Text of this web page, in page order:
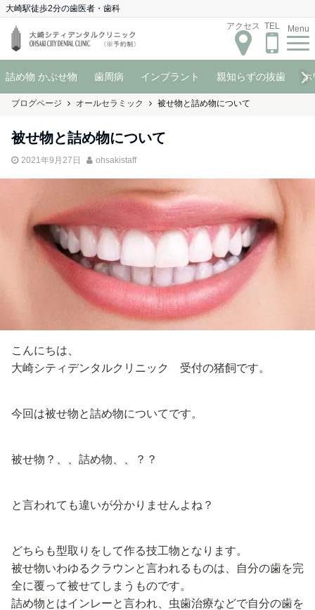
大崎駅徒歩2分の歯医者・歯科
アクセス TEL Menu
詰め物 かぶせ物 歯周病 インプラント 親知らずの抜歯 ホ
ブログページ オールセラミック 被せ物と詰め物について
被せ物と詰め物について
2021年9月27日 ohsakistaff
こんにちは、
大崎シティデンタルクリニック 受付の猪飼です。
今回は被せ物と詰め物についてです。
被せ物？、、詰め物、、？？
と言われても違いが分かりませんよね？
どちらも型取りをして作る技工物となります。
被せ物いわゆるクラウンと言われるものは、自分の歯を完
全に覆って被せてしまうものです。
詰め物とはインレーと言われ、虫歯治療などで自分の歯を